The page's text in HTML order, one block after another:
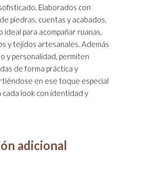
Elaborados con
piedras, cuentas y acabados,
ideal para acompañar ruanas,
y tejidos artesanales. Además
y personalidad, permiten
de forma práctica y
en ese toque especial
look con identidad y
adicional